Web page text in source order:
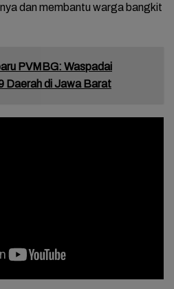
dan membantu warga bangkit
PVMBG: Waspadai
Daerah di Jawa Barat